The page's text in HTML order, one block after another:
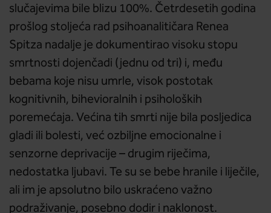
slučajevima bile blizu 100%. Četrdesetih godina
prošlog stoljeća rad psihoanalitičara Renea
Spitza nadalje je dokumentirao visoku stopu
smrtnosti dojenčadi (jednu od tri) i, među
bebama koje nisu umrle, visok postotak
kognitivnih, bihevioralnih i psiholoških
poremećaja. Većina tih smrti nije bila posljedica
gladi ili bolesti, već ozbiljne emocionalne i
senzorne deprivacije – drugim riječima,
nedostatka ljubavi. Te su se bebe hranile i liječile,
ali im je apsolutno bilo uskraćeno važno
podraživanje, posebno dodir i naklonost.